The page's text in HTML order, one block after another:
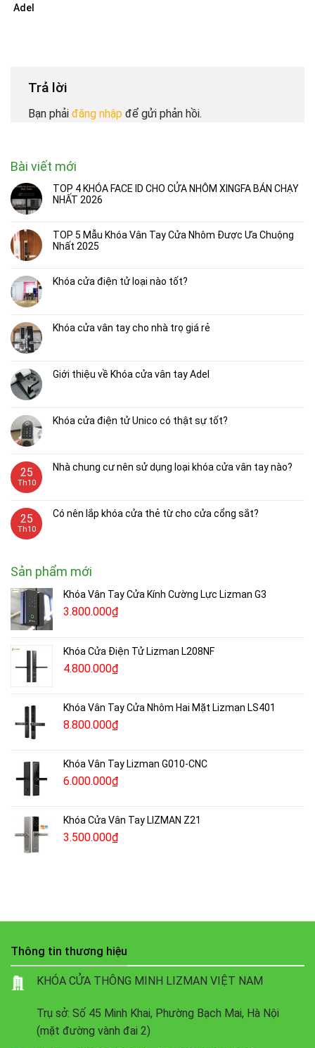
Adel
Trả lời
Bạn phải đăng nhập để gửi phản hồi.
Bài viết mới
TOP 4 KHÓA FACE ID CHO CỬA NHÔM XINGFA BÁN CHẠY
NHẤT 2026
TOP 5 Mẫu Khóa Vân Tay Cửa Nhôm Được Ưa Chuộng
Nhất 2025
Khóa cửa điện tử loại nào tốt?
Khóa cửa vân tay cho nhà trọ giá rẻ
Giới thiệu về Khóa cửa vân tay Adel
Khóa cửa điện tử Unico có thật sự tốt?
25
Th10
Nhà chung cư nên sử dụng loại khóa cửa vân tay nào?
25
Th10
Có nên lắp khóa cửa thẻ từ cho cửa cổng sắt?
Sản phẩm mới
Khóa Vân Tay Cửa Kính Cường Lực Lizman G3
3.800.000₫
Khóa Cửa Điện Tử Lizman L208NF
4.800.000₫
Khóa Vân Tay Cửa Nhôm Hai Mặt Lizman LS401
8.800.000₫
Khóa Vân Tay Lizman G010-CNC
6.000.000₫
Khóa Cửa Vân Tay LIZMAN Z21
3.500.000₫
Thông tin thương hiệu
KHÓA CỬA THÔNG MINH LIZMAN VIỆT NAM
Trụ sở: Số 45 Minh Khai, Phường Bạch Mai, Hà Nội
(mặt đường vành đai 2)